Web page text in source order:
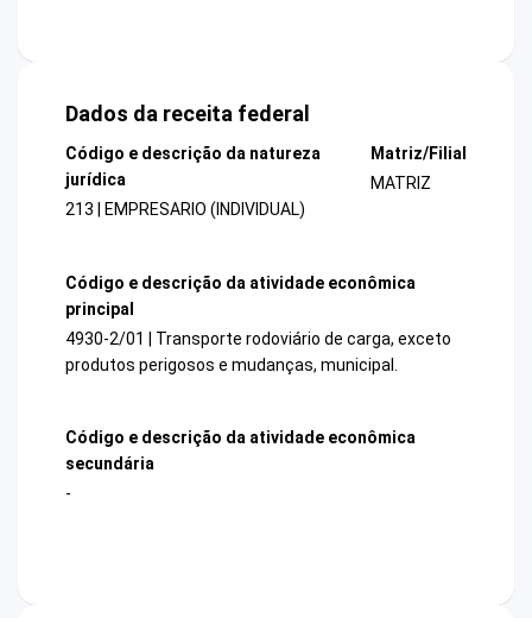
Dados da receita federal
Código e descrição da natureza
jurídica
213 | EMPRESARIO (INDIVIDUAL)
Matriz/Filial
MATRIZ
Código e descrição da atividade econômica
principal
4930-2/01 | Transporte rodoviário de carga, exceto
produtos perigosos e mudanças, municipal.
Código e descrição da atividade econômica
secundária
-